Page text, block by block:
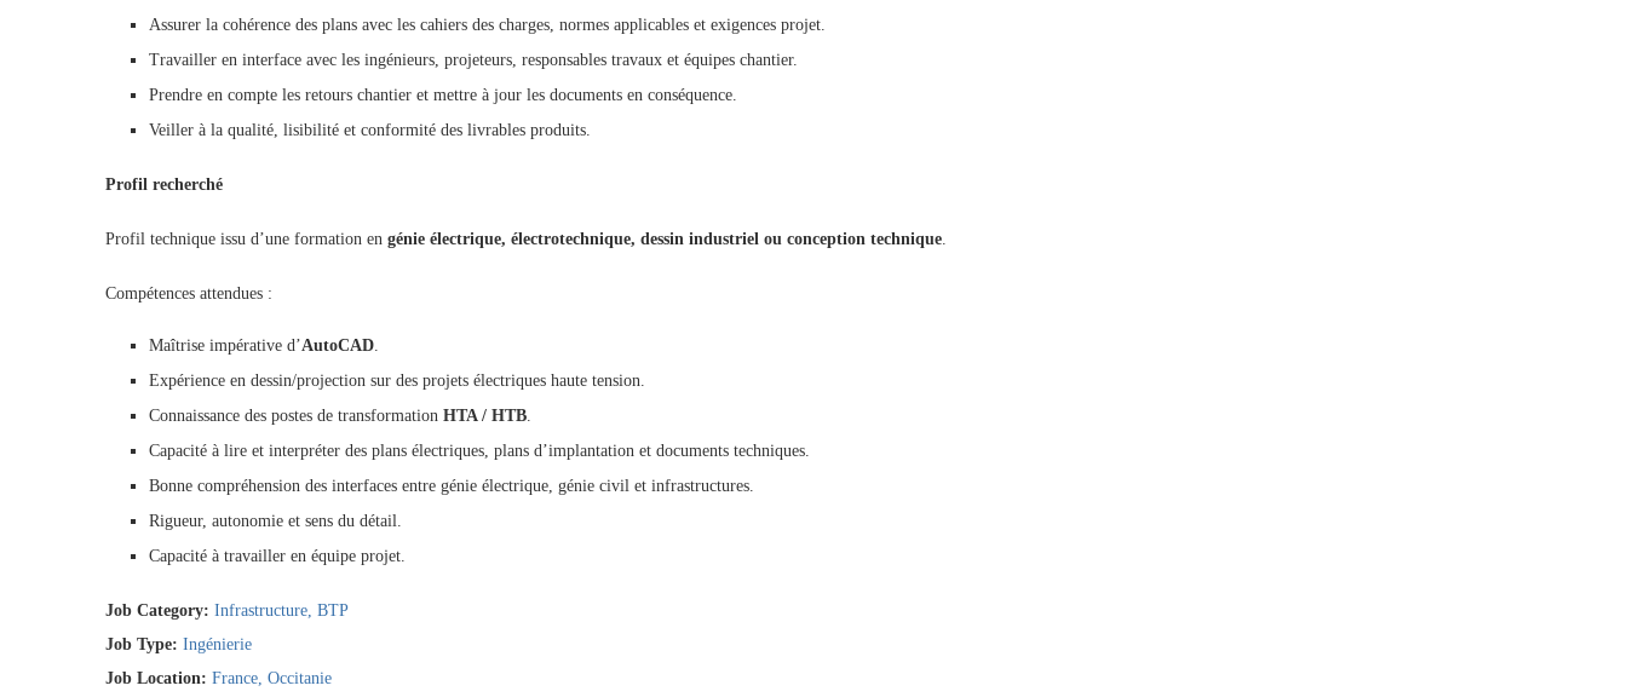
Assurer la cohérence des plans avec les cahiers des charges, normes applicables et exigences projet.
Travailler en interface avec les ingénieurs, projeteurs, responsables travaux et équipes chantier.
Prendre en compte les retours chantier et mettre à jour les documents en conséquence.
Veiller à la qualité, lisibilité et conformité des livrables produits.
Profil recherché
Profil technique issu d’une formation en génie électrique, électrotechnique, dessin industriel ou conception technique.
Compétences attendues :
Maîtrise impérative d’AutoCAD.
Expérience en dessin/projection sur des projets électriques haute tension.
Connaissance des postes de transformation HTA / HTB.
Capacité à lire et interpréter des plans électriques, plans d’implantation et documents techniques.
Bonne compréhension des interfaces entre génie électrique, génie civil et infrastructures.
Rigueur, autonomie et sens du détail.
Capacité à travailler en équipe projet.
Job Category: Infrastructure BTP
Job Type: Ingénierie
Job Location: France Occitanie